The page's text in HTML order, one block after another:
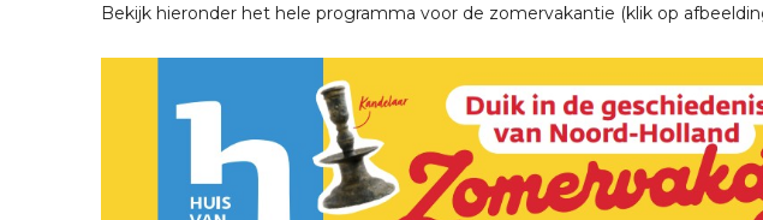
Bekijk hieronder het hele programma voor de zomervakantie (klik op